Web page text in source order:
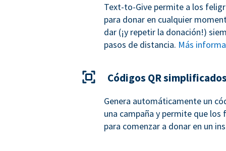
Text-to-Give permite a los
para donar en cualquier
dar (¡y repetir la donación!)
pasos de distancia. Más
Códigos QR
Genera automáticamente un
una campaña y permite que los
para comenzar a donar en un